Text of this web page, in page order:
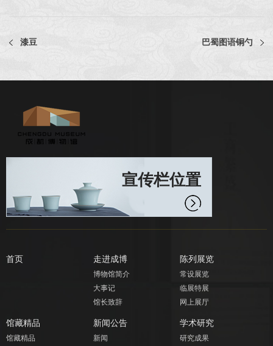
漆豆 巴蜀图语铜勺
宣传栏位置
首页 走进成博
博物馆简介
大事记
馆长致辞
陈列展览
常设展览
临展特展
网上展厅
馆藏精品
馆藏精品
新闻公告
新闻
学术研究
研究成果